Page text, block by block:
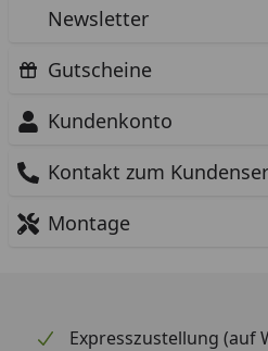
Newsletter
Gutscheine
Kundenkonto
Kontakt zum
Montage
Expresszustellung (auf